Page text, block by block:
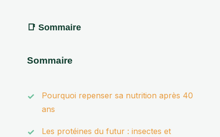
Sommaire
Pourquoi repenser sa nutrition après 40
ans
Les protéines du futur : insectes et